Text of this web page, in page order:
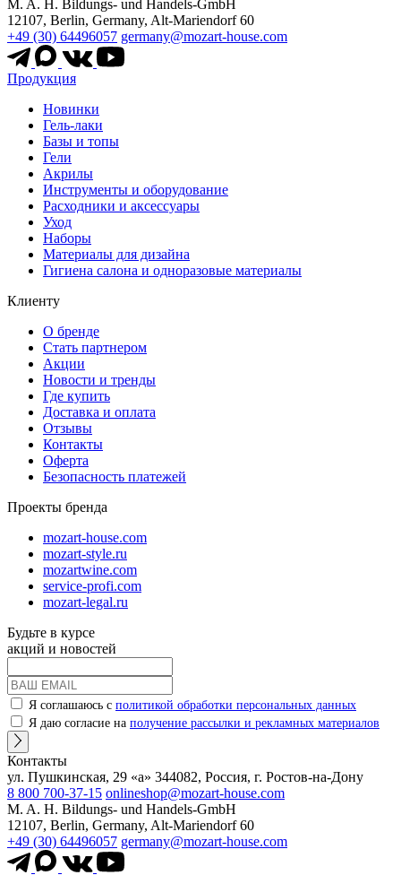
M. A. H. Bildungs- und Handels-GmbH
12107, Berlin, Germany, Alt-Mariendorf 60
+49 (30) 64496057 germany@mozart-house.com
Продукция
Новинки
Гель-лаки
Базы и топы
Гели
Акрилы
Инструменты и оборудование
Расходники и аксессуары
Уход
Наборы
Материалы для дизайна
Гигиена салона и одноразовые материалы
Клиенту
О бренде
Стать партнером
Акции
Новости и тренды
Где купить
Доставка и оплата
Отзывы
Контакты
Оферта
Безопасность платежей
Проекты бренда
mozart-house.com
mozart-style.ru
mozartwine.com
service-profi.com
mozart-legal.ru
Будьте в курсе
акций и новостей
Я соглашаюсь с политикой обработки персональных данных
Я даю согласие на получение рассылки и рекламных материалов
Контакты
ул. Пушкинская, 29 «а» 344082, Россия, г. Ростов-на-Дону
8 800 700-37-15 onlineshop@mozart-house.com
M. A. H. Bildungs- und Handels-GmbH
12107, Berlin, Germany, Alt-Mariendorf 60
+49 (30) 64496057 germany@mozart-house.com